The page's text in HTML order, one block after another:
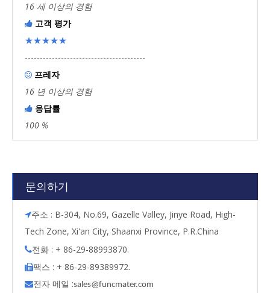
16 세 이상의 경험
 고객 평가
★★★★★
----------------------------------------
 프레자
16 년 이상의 경험
 응답률
100 %
문의하기
주소 : B-304, No.69, Gazelle Valley, Jinye Road, High-
Tech Zone, Xi'an City, Shaanxi Province, P.R.China
전화 : + 86-29-88993870.
팩스 : + 86-29-89389972.
전자 메일 :sales@funcmater.com